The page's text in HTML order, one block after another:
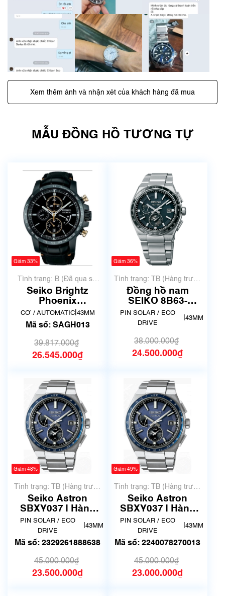
Xem thêm ảnh và nhận xét của khách hàng đã mua
MẪU ĐỒNG HỒ TƯƠNG TỰ
Giảm 33%
Tình trạng: B (Đã qua sử
dụng, hàng đẹp, có chút
xước dăm)
Seiko Brightz
Phoenix
Mechanical
SAGH013
CƠ / AUTOMATIC| 43MM
Mã số: SAGH013
39.817.000₫
26.545.000₫
Giảm 36%
Tình trạng: TB (Hàng trưng
bày, thanh lý)
Đồng hồ nam
SEIKO 8B63-
0BB0/SBXY039
Astron Solar | New
PIN SOLAR / ECO
DRIVE
43MM
38.000.000₫
24.500.000₫
Giảm 48%
Tình trạng: TB (Hàng trưng
bày, thanh lý)
Seiko Astron
SBXY037 | Hàng
trưng bày thanh lý
PIN SOLAR / ECO
DRIVE
43MM
Mã số: 2329261888638
45.000.000₫
23.500.000₫
Giảm 49%
Tình trạng: TB (Hàng trưng
bày, thanh lý)
Seiko Astron
SBXY037 | Hàng
còn seal | Hàng
trưng bày thanh lý
PIN SOLAR / ECO
DRIVE
43MM
Mã số: 2240078270013
45.000.000₫
23.000.000₫